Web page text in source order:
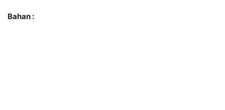
Bahan :